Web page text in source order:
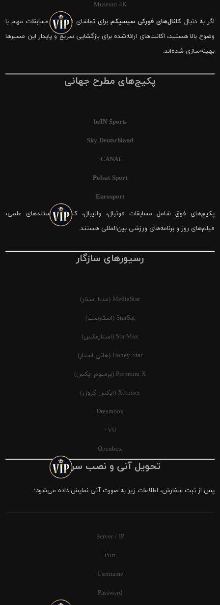
Museum 4K
اگر به دنبال کانال‌های فورکی سیسیکمبرای تماشای فوتبال و مسابقات مهم با
وضوح بالا هستید، اکانت‌های ارائه‌شده برای بازگشایی سریع و پایدار این مسیرها
بهینه‌سازی شده‌اند.
پکیج‌های مطرح جهانی
beIN Sports
Sky Deutschland
CANAL+
Polsat Sport
Eurosport
پکیج‌های فوق شامل مسابقات فوتبال، والیبال، کشتی، مستندهای علمی،
فیلم‌های روز و برنامه‌های ورزشی بین‌المللی هستند.
رسیورهای سازگار
MediaStar (مدیا استار)
StarSat (استارست)
StarMax (استارمکس)
Honey Star (هانی استار)
Premium X (پرمیوم ایکس)
Xcruiser (ایکس کروزر)
Dreambox
VU+
Openbox
تحویل آنی و نصب سریع
پس از ثبت سفارش، اطلاعات زیر به صورت آنی نمایش داده می‌شود:
Server / IP
Port
Username
Password